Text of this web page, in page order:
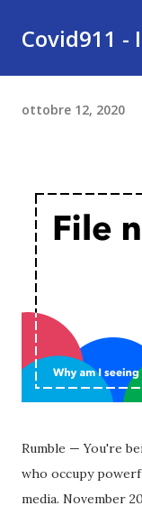
Covid911 -
ottobre 12, 2020
Rumble — You're
who occupy
media. November